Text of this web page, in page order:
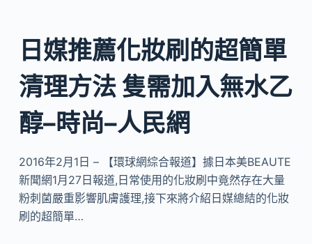
日媒推薦化妝刷的超簡單
清理方法 隻需加入無水乙
醇–時尚–人民網
2016年2月1日 – 【環球網綜合報道】據日本美BEAUTE
新聞網1月27日報道,日常使用的化妝刷中竟然存在大量
粉刺菌嚴重影響肌膚護理,接下來將介紹日媒總結的化妝
刷的超簡單…